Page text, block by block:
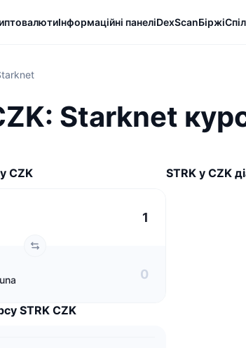
Інформаційні панеліDexScanБіржі
Starknet
CZK
STRK CZK
STRK у CZK